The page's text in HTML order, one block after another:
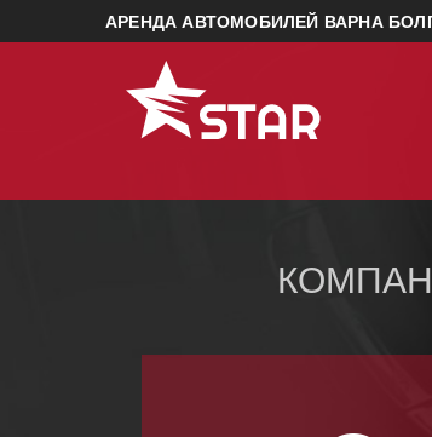
АРЕНДА АВТОМОБИЛЕЙ ВАРНА